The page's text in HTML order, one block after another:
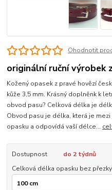
Ohodnotit
originální ruční výrobek
Kožený opasek z pravé hovězí
kůže 3,5 mm. Krásný doplněnk k
obvod pasu? Celková délka je
Obvod pasu je délka, která je
opasku a odpovídá vaší délce...
Dostupnost
do 2 týdnů
Celková délka opasku bez přezky